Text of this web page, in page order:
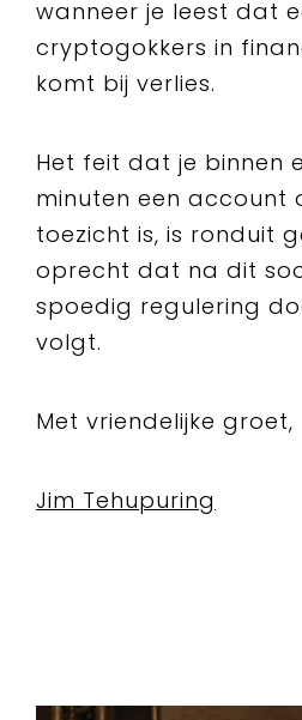
wanneer je leest dat
cryptogokkers in
komt bij verlies.
Het feit dat je binnen
minuten een account
toezicht is, is ronduit
oprecht dat na dit
spoedig regulering
volgt.
Met vriendelijke groet,
Jim Tehupuring